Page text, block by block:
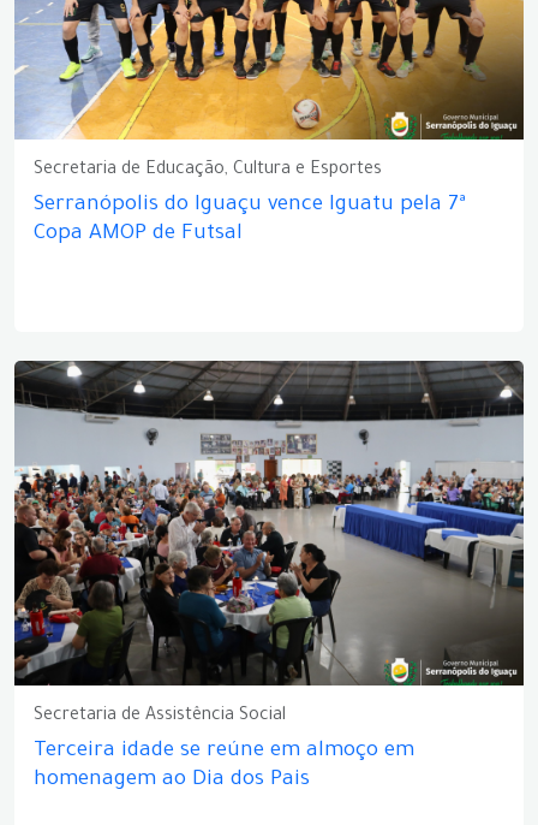
Secretaria de Educação, Cultura e Esportes
Serranópolis do Iguaçu vence Iguatu pela 7ª
Copa AMOP de Futsal
Secretaria de Assistência Social
Terceira idade se reúne em almoço em
homenagem ao Dia dos Pais